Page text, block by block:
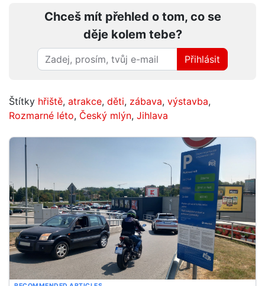
Chceš mít přehled o tom, co se
děje kolem tebe?
Přihlásit
Štítky hřiště, atrakce, děti, zábava, výstavba,
Rozmarné léto, Český mlýn, Jihlava